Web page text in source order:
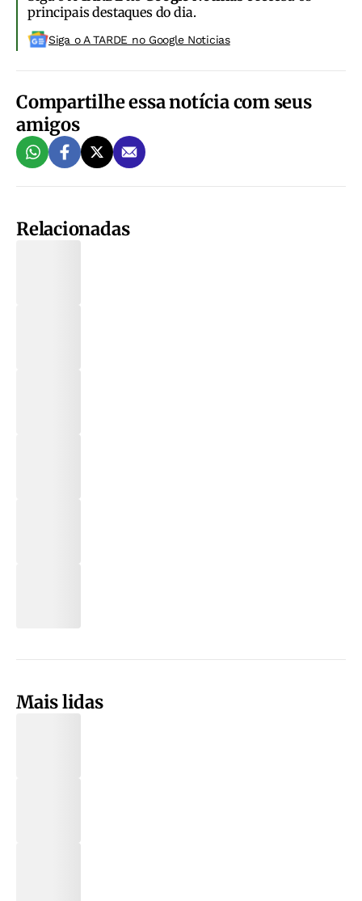
principais destaques do dia.
Siga o A TARDE no Google Noticias
Compartilhe essa notícia com seus
amigos
Relacionadas
Mais lidas